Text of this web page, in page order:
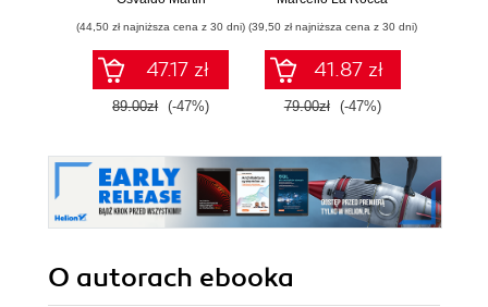
probabilistycznym.
Wydanie III
(44,50 zł najniższa cena z 30 dni)
47.17 zł
89.00zł (-47%)
(39,50 zł najniższa cena z 30 dni)
41.87 zł
79.00zł (-47%)
O autorach ebooka